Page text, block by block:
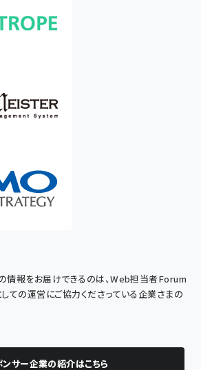
情報をお届けできるのは、Web担当者Forum
ての運営にご協力くださっている企業さまの
ンサー企業の紹介はこちら